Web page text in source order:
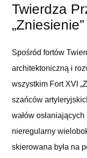
Twierdza
„Zniesienie”
Spośród fortów
architektoniczną i
wszystkim Fort XVI
szańców
wałów
nieregularny
skierowana była na